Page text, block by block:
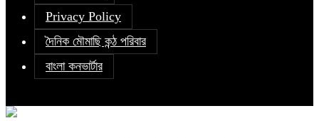
Privacy Policy
দৈনিক মৌমাছি কন্ঠ পরিবার
বাংলা কনভার্টার